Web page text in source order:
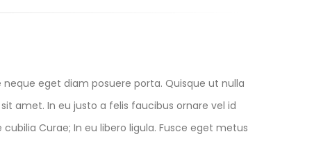
eget diam posuere porta. Quisque ut nulla
amet. In eu justo a felis faucibus ornare vel id
Curae; In eu libero ligula. Fusce eget metus